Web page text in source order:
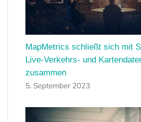
MapMetrics schließt sich mit
Live-Verkehrs- und
zusammen
5. September 2023